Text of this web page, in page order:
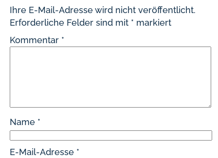
Ihre E-Mail-Adresse wird nicht veröffentlicht.
Erforderliche Felder sind mit * markiert
Kommentar *
Name *
E-Mail-Adresse *